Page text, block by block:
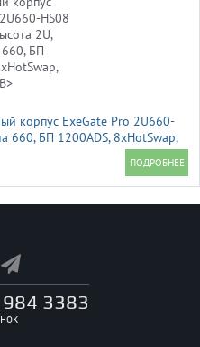
корпус ExeGate Pro 2U660-
660, БП 1200ADS, 8xHotSwap,
3383